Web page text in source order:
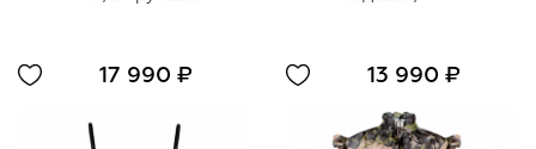
17 990 ₽ 13 990 ₽